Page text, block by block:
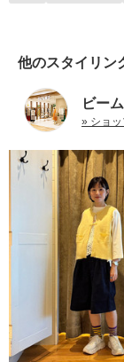
他のスタイリン
ビー
» ショ